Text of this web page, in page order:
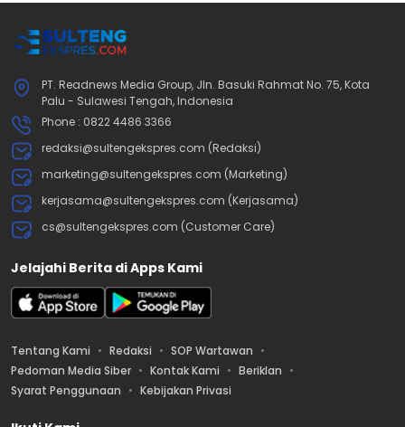
PT. Readnews Media Group, Jln. Basuki Rahmat No. 75, Kota
Palu - Sulawesi Tengah, Indonesia
Phone : 0822 4486 3366
redaksi@sultengekspres.com (Redaksi)
marketing@sultengekspres.com (Marketing)
kerjasama@sultengekspres.com (Kerjasama)
cs@sultengekspres.com (Customer Care)
Jelajahi Berita di Apps Kami
Tentang Kami Redaksi
SOP Wartawan
Pedoman Media Siber
Kontak Kami
Beriklan
Syarat Penggunaan
Kebijakan Privasi